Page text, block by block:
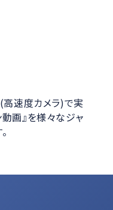
高速度カメラ)で実
画』を様々なジャ